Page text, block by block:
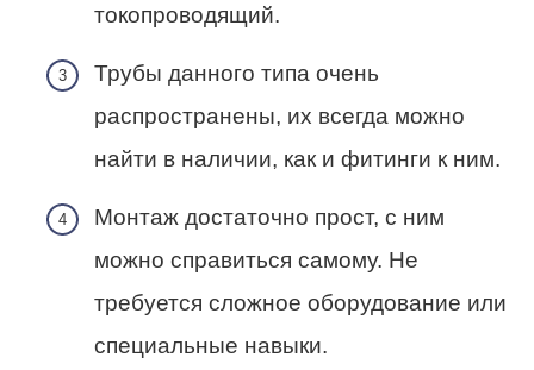
токопроводящий.
Трубы данного типа очень
распространены, их всегда можно
найти в наличии, как и фитинги к ним.
Монтаж достаточно прост, с ним
можно справиться самому. Не
требуется сложное оборудование или
специальные навыки.